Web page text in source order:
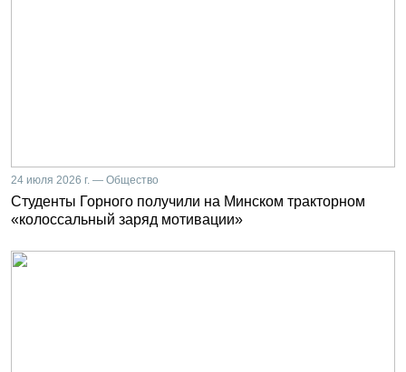
24 июля 2026 г. — Общество
Студенты Горного получили на Минском тракторном
«колоссальный заряд мотивации»